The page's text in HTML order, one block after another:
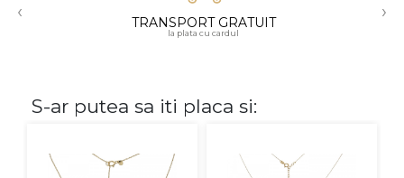
18K
Cu pietre
‹ TRANSPORT GRATUIT
la plata cu cardul
›
S-ar putea sa iti placa si: